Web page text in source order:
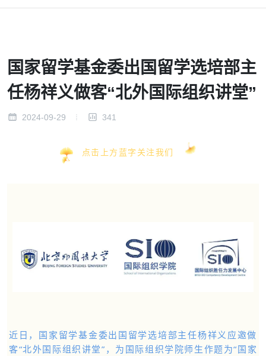
国家留学基金委出国留学选培部主
任杨祥义做客“北外国际组织讲堂”
2024-09-29 341
点击上方蓝字关注我们
近日，国家留学基金委出国留学选培部主任杨祥义应邀做
客“北外国际组织讲堂”，为国际组织学院师生作题为“国家